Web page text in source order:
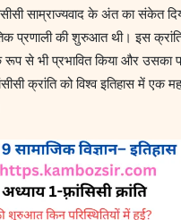
साम्राज्यवाद के अंत का संकेत
प्रणाली की शुरुआत थी। इस
से भी प्रभावित किया और उसका
क्रांति को विश्व इतिहास में एक